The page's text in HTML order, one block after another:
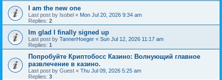
I am the new one
Last post by Isobel « Mon Jul 20, 2026 9:34 am
Replies: 2
Im glad I finally signed up
Last post by TannerHoeger « Sun Jul 12, 2026 11:17 am
Replies: 1
Попробуйте Криптобосс Казино: Волнующий главное
развлечение в казино.
Last post by Guest « Thu Jul 09, 2026 5:25 am
Replies: 3